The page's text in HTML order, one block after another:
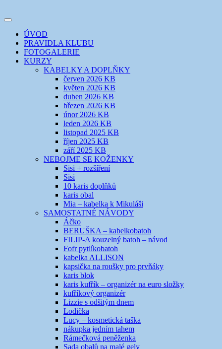
k
webuEVIKLUB
šicí klub
Toggle
navigation
ÚVOD
PRAVIDLA KLUBU
FOTOGALERIE
KURZY
KABELKY A DOPLŇKY
červen 2026 KB
květen 2026 KB
duben 2026 KB
březen 2026 KB
únor 2026 KB
leden 2026 KB
listopad 2025 KB
říjen 2025 KB
září 2025 KB
NEBOJME SE KOŽENKY
Sisi + rozšíření
Sisi
10 karis doplňků
karis obal
Mia – kabelka k Mikuláši
SAMOSTATNÉ NÁVODY
Áčko
BERUŠKA – kabelkobatoh
FILIP-A kouzelný batoh – návod
Fofr pytlíkobatoh
kabelka ALLISON
kapsička na roušky pro prvňáky
karis blok
karis kufřík – organizér na euro složky
kufříkový organizér
Lizzie s odšitým dnem
Lodička
Lucy – kosmetická taška
nákupka jedním tahem
Rámečková peněženka
Sada obalů na malé gely